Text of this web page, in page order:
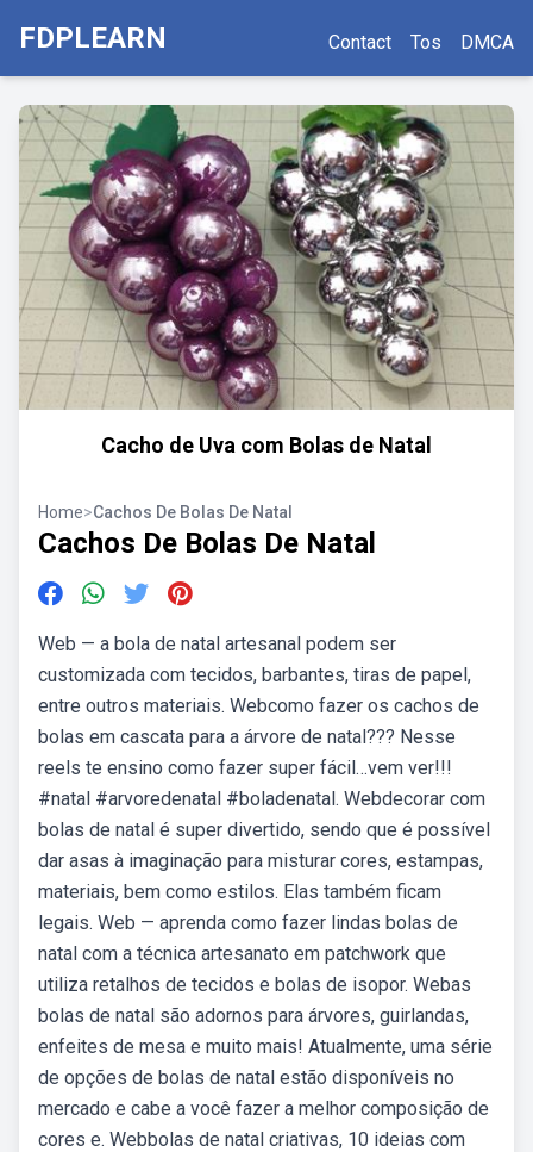
FDPLEARN Contact Tos DMCA
Cacho de Uva com Bolas de Natal
Home>Cachos De Bolas De Natal
Cachos De Bolas De Natal
Web — a bola de natal artesanal podem ser
customizada com tecidos, barbantes, tiras de papel,
entre outros materiais. Webcomo fazer os cachos de
bolas em cascata para a árvore de natal??? Nesse
reels te ensino como fazer super fácil…vem ver!!! ️
#natal #arvoredenatal #boladenatal. Webdecorar com
bolas de natal é super divertido, sendo que é possível
dar asas à imaginação para misturar cores, estampas,
materiais, bem como estilos. Elas também ficam
legais. Web — aprenda como fazer lindas bolas de
natal com a técnica artesanato em patchwork que
utiliza retalhos de tecidos e bolas de isopor. Webas
bolas de natal são adornos para árvores, guirlandas,
enfeites de mesa e muito mais! Atualmente, uma série
de opções de bolas de natal estão disponíveis no
mercado e cabe a você fazer a melhor composição de
cores e. Webbolas de natal criativas, 10 ideias com